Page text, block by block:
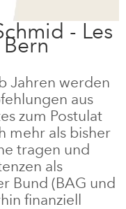
- Les
Jahren werden
aus
zum Postulat
mehr als bisher
tragen und
als
Bund (BAG und
finanziell